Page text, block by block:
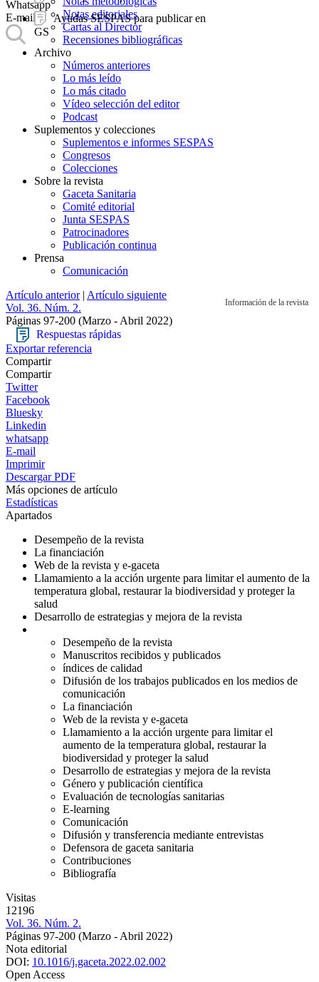
Ayudas SESPAS para publicar en
GS
Whatsapp
E-mail
Notas editoriales
Cartas al Director
Recensiones bibliográficas
Archivo
Números anteriores
Lo más leído
Lo más citado
Vídeo selección del editor
Podcast
Suplementos y colecciones
Suplementos e informes SESPAS
Congresos
Colecciones
Sobre la revista
Gaceta Sanitaria
Comité editorial
Junta SESPAS
Patrocinadores
Publicación continua
Prensa
Comunicación
Información de la revista
Artículo anterior| Artículo siguiente
Vol. 36. Núm. 2.
Páginas 97-200 (Marzo - Abril 2022)
Respuestas rápidas
Exportar referencia
Compartir
Compartir
Twitter
Facebook
Bluesky
Linkedin
whatsapp
E-mail
Imprimir
Descargar PDF
Más opciones de artículo
Estadísticas
Apartados
Desempeño de la revista
La financiación
Web de la revista y e-gaceta
Llamamiento a la acción urgente para limitar el aumento de la
temperatura global, restaurar la biodiversidad y proteger la
salud
Desarrollo de estrategias y mejora de la revista
Desempeño de la revista
Manuscritos recibidos y publicados
índices de calidad
Difusión de los trabajos publicados en los medios de
comunicación
La financiación
Web de la revista y e-gaceta
Llamamiento a la acción urgente para limitar el
aumento de la temperatura global, restaurar la
biodiversidad y proteger la salud
Desarrollo de estrategias y mejora de la revista
Género y publicación científica
Evaluación de tecnologías sanitarias
E-learning
Comunicación
Difusión y transferencia mediante entrevistas
Defensora de gaceta sanitaria
Contribuciones
Bibliografía
Visitas
12196
Vol. 36. Núm. 2.
Páginas 97-200 (Marzo - Abril 2022)
Nota editorial
DOI: 10.1016/j.gaceta.2022.02.002
Open Access